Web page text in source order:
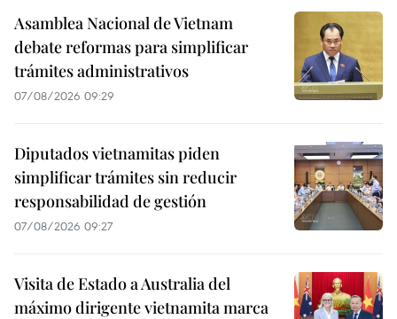
Asamblea Nacional de Vietnam
debate reformas para simplificar
trámites administrativos
07/08/2026 09:29
Diputados vietnamitas piden
simplificar trámites sin reducir
responsabilidad de gestión
07/08/2026 09:27
Visita de Estado a Australia del
máximo dirigente vietnamita marca